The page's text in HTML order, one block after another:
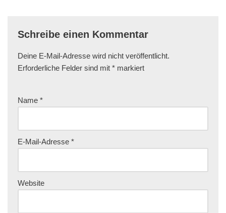
Schreibe einen Kommentar
Deine E-Mail-Adresse wird nicht veröffentlicht.
Erforderliche Felder sind mit * markiert
Name *
E-Mail-Adresse *
Website